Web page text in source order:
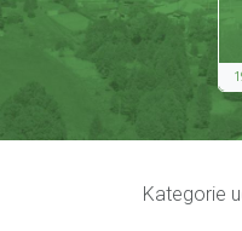
Kategorie